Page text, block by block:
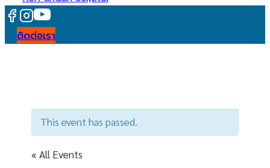
ติดต่อเรา
This event has passed.
« All Events